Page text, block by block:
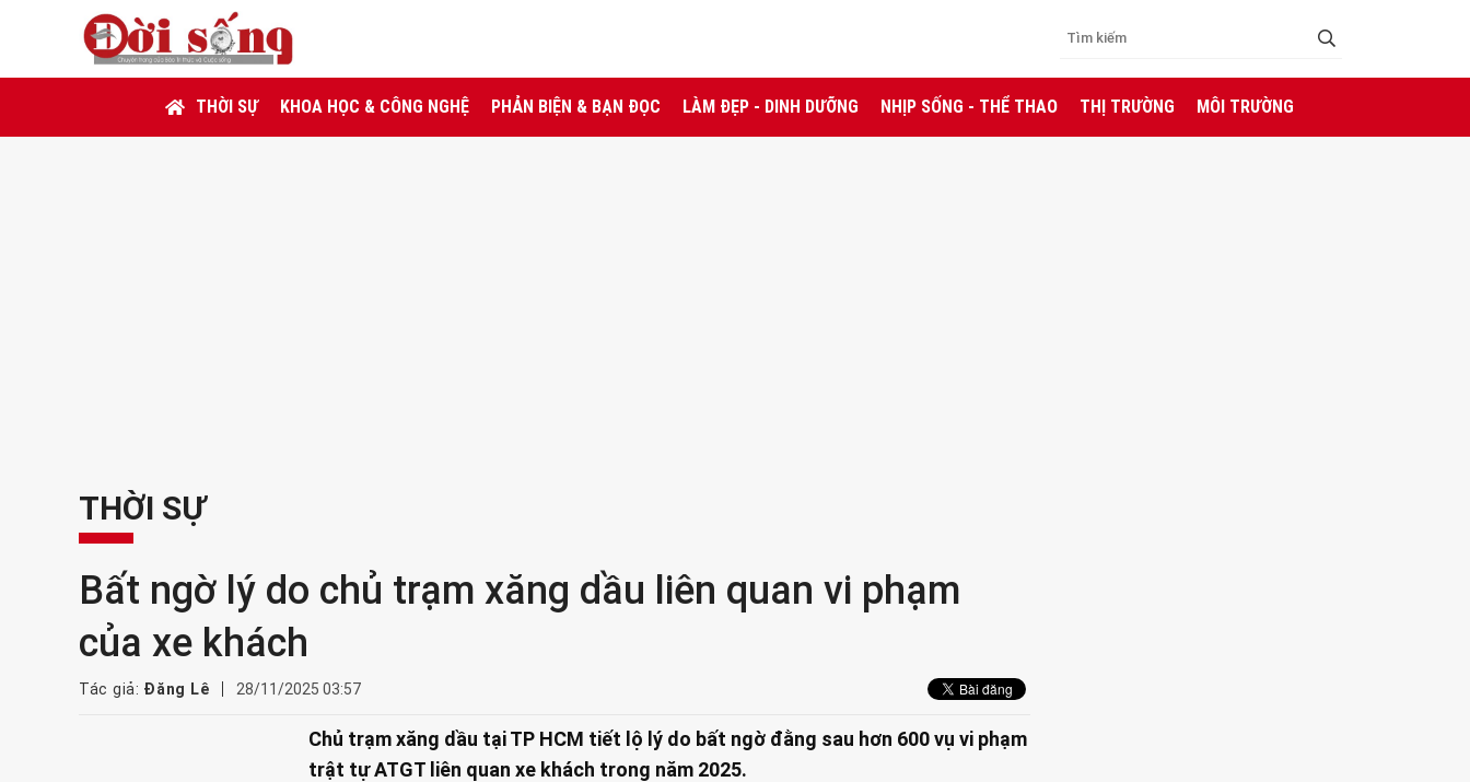
THỜI SỰ KHOA HỌC & CÔNG NGHỆ PHẢN BIỆN & BẠN ĐỌC LÀM ĐẸP - DINH DƯỠNG NHỊP SỐNG - THỂ THAO THỊ TRƯỜNG MÔI TRƯỜNG
THỜI SỰ
Bất ngờ lý do chủ trạm xăng dầu liên quan vi phạm
của xe khách
Tác giả: Đăng Lê 28/11/2025 03:57
Chủ trạm xăng dầu tại TP HCM tiết lộ lý do bất ngờ đằng sau hơn 600 vụ vi phạm
trật tự ATGT liên quan xe khách trong năm 2025.